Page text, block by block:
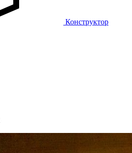
Конструктор